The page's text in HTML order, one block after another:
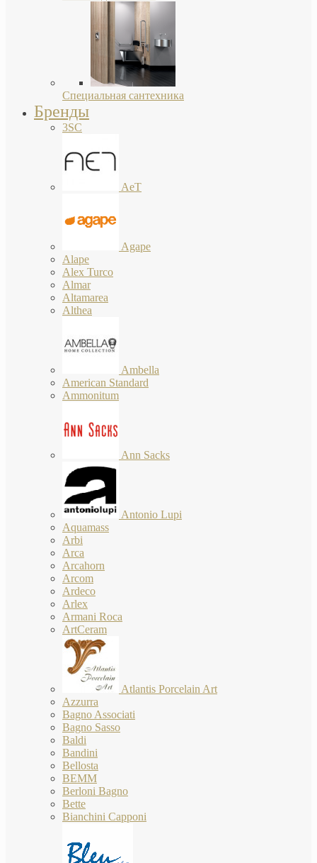
Специальная сантехника
Бренды
3SC
AeT
Agape
Alape
Alex Turco
Almar
Altamarea
Althea
Ambella
American Standard
Ammonitum
Ann Sacks
Antonio Lupi
Aquamass
Arbi
Arca
Arcahorn
Arcom
Ardeco
Arlex
Armani Roca
ArtCeram
Atlantis Porcelain Art
Azzurra
Bagno Associati
Bagno Sasso
Baldi
Bandini
Bellosta
BEMM
Berloni Bagno
Bette
Bianchini Capponi